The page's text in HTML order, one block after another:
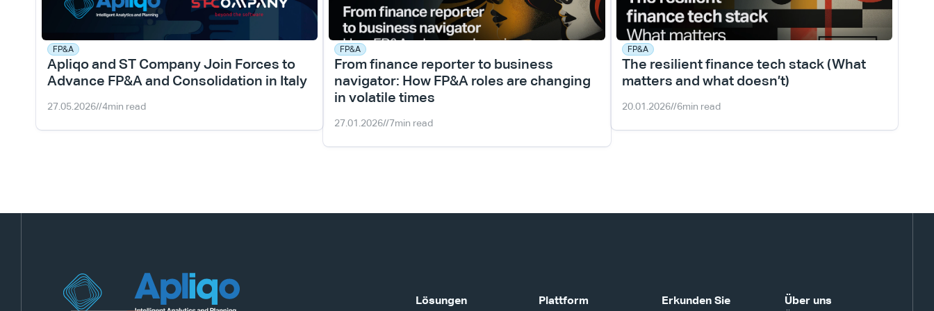
FP&A
Apliqo and ST Company Join Forces to
Advance FP&A and Consolidation in Italy
27.05.2026//4min read
FP&A
From finance reporter to business
navigator: How FP&A roles are changing
in volatile times
27.01.2026//7min read
FP&A
The resilient finance tech stack (What
matters and what doesn’t)
20.01.2026//6min read
Lösungen Plattform Erkunden Sie Über uns